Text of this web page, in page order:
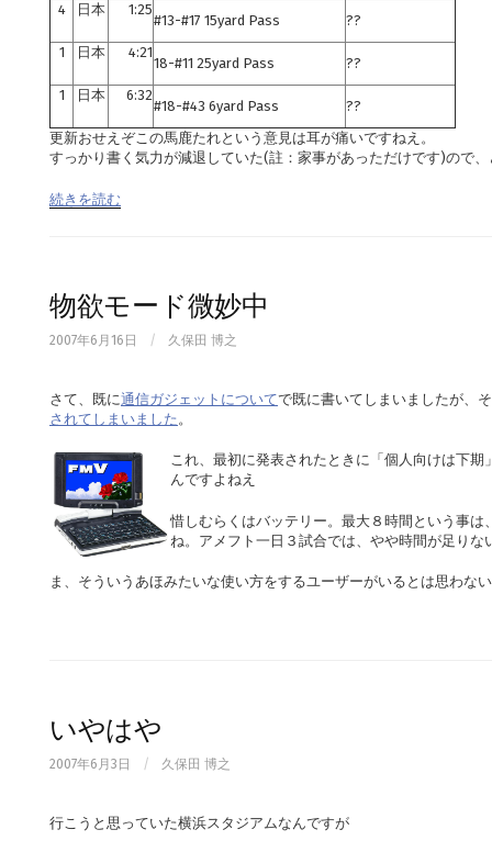
4
日本 1:25
#13-#17 15yard Pass
??
1
日本 4:21
18-#11 25yard Pass
??
1
日本 6:32
#18-#43 6yard Pass
??
更新おせえぞこの馬鹿たれという意見は耳が痛いですねえ。
すっかり書く気力が減退していた(註：家事があっただけです)ので
続きを読む
物欲モード微妙中
2007年6月16日 / 久保田 博之
さて、既に通信ガジェットについてで既に書いてしまいましたが、
されてしまいました 。
これ、最初に発表されたときに「個人向けは下
んですよねえ
惜しむらくはバッテリー。最大８時間という事
ね。アメフト一日３試合では、やや時間が足りな
ま、そういうあほみたいな使い方をするユーザーがいるとは思わな
いやはや
2007年6月3日 / 久保田 博之
行こうと思っていた横浜スタジアムなんですが